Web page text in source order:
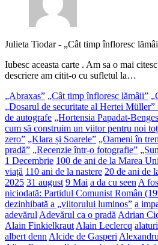
Julieta Tiodar- „Cât timp înfloresc
Iubesc aceasta carte . Am sa o mai
descriere am citit-o cu sufletul la…
„Abraxas” „Cât timp înfloresc lămâii”
„Dosarul de securitate al Hertei
de autografe „Hortensia Papadat-
cum să construim un viitor pentru noi
zero” „Klara și Soarele” „Oameni în
pradă” „Recenzie într-o fotografie”
1 Decembrie 100 de ani de la Marea
viață 110 ani de la nastere 20 de ani de
2025 31 august 9 Mai a da cu seen A
niciodată: Partidul Comunist Român
dezinhibată a „viitorului luminos” a
adevărul Adevărul ca o pradă Adrian
Alain Finkielkraut Alain Leclercq
albert denn Alcide de Gasperi